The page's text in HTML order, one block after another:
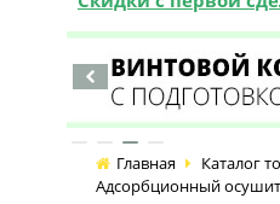
Главная Каталог
Адсорбционный